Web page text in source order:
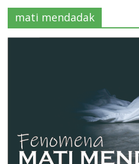
Tradisi
Salaf
mati mendadak